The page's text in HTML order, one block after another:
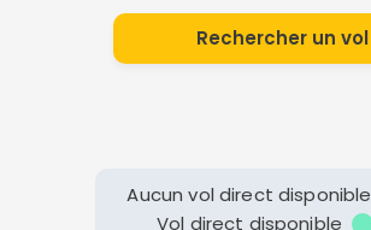
Rechercher un vol
Aucun vol direct disponible
Vol direct disponible